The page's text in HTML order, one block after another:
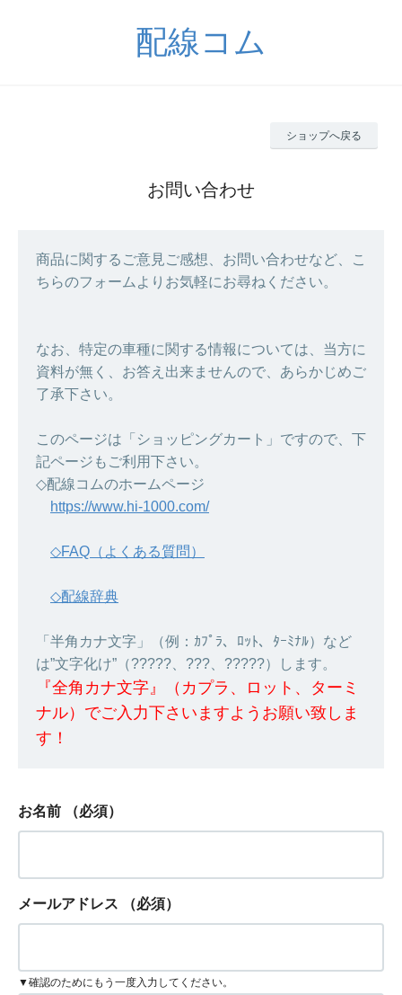
配線コム
ショップへ戻る
お問い合わせ
商品に関するご意見ご感想、お問い合わせなど、こ
ちらのフォームよりお気軽にお尋ねください。
なお、特定の車種に関する情報については、当方に
資料が無く、お答え出来ませんので、あらかじめご
了承下さい。
このページは「ショッピングカート」ですので、下
記ページもご利用下さい。
◇配線コムのホームページ
https://www.hi-1000.com/
◇FAQ（よくある質問）
◇配線辞典
「半角カナ文字」（例：ｶﾌﾟﾗ、ﾛｯﾄ、ﾀｰﾐﾅﾙ）など
は”文字化け”（?????、???、?????）します。
『全角カナ文字』（カプラ、ロット、ターミ
ナル）でご入力下さいますようお願い致しま
す！
お名前 （必須）
メールアドレス （必須）
▼確認のためにもう一度入力してください。